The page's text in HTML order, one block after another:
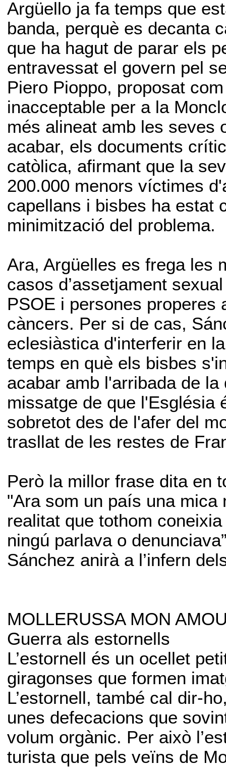
Argüello ja fa temps que
banda, perquè es decanta
que ha hagut de parar els
entravessat el govern pel
Piero Pioppo, proposat
inacceptable per a la
més alineat amb les seves
acabar, els documents
catòlica, afirmant que la
200.000 menors víctimes
capellans i bisbes ha estat
minimització del problema.
Ara, Argüelles es frega les
casos d’assetjament
PSOE i persones properes
càncers. Per si de cas,
eclesiàstica d'interferir en
temps en què els bisbes
acabar amb l'arribada de
missatge de que l'Església
sobretot des de l'afer del
trasllat de les restes de
Però la millor frase dita en
"Ara som un país una mica
realitat que tothom
ningú parlava o
Sánchez anirà a l’infern
MOLLERUSSA MON
Guerra als estornells
L’estornell és un ocellet
giragonses que formen
L’estornell, també cal dir-
unes defecacions que
volum orgànic. Per això
turista que pels veïns de